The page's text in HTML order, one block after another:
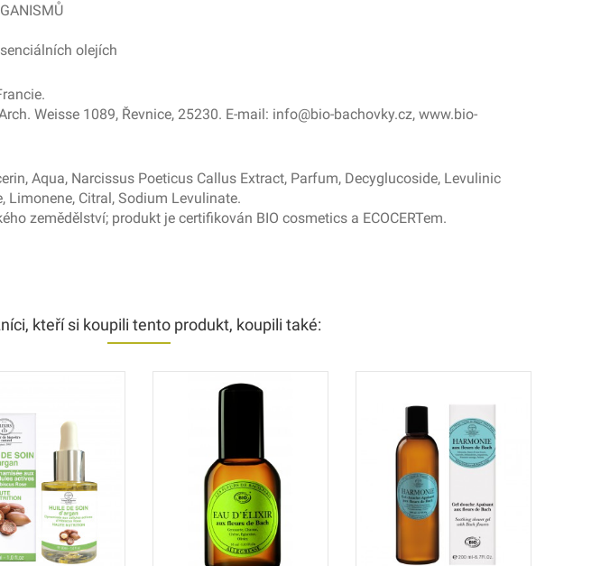
olejích
Weisse 1089, Řevnice, 25230. E-mail: info@bio-bachovky.cz, www.bio-
Aqua, Narcissus Poeticus Callus Extract, Parfum, Decyglucoside, Levulinic
Limonene, Citral, Sodium Levulinate.
zemědělství; produkt je certifikován BIO cosmetics a ECOCERTem.
kteří si koupili tento produkt, koupili také: